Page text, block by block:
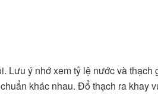
Lưu ý nhớ xem tỷ lệ nước và thạch
khác nhau. Đổ thạch ra khay